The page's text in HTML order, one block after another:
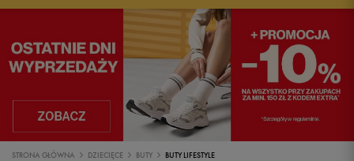
STRONA GŁÓWNA DZIECIĘCE BUTY BUTY LIFESTYLE